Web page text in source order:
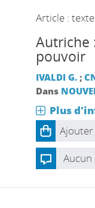
Article :
Autriche
pouvoir
IVALDI G.;
Dans
Plus
Aucun